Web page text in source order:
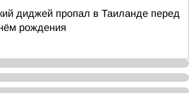
диджей пропал в Таиланде перед
рождения